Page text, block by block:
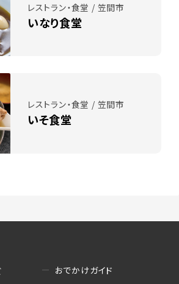
レストラン・食堂 / 笠間市
いなり食堂
レストラン・食堂 / 笠間市
いそ食堂
おでかけガイド